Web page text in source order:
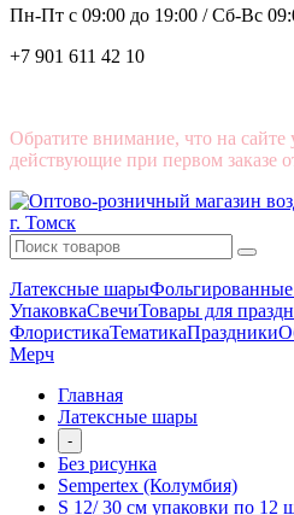
Пн-Пт с 09:00 до 19:00 /Сб-Вс
+7 901 611 42 10
Обратите внимание, что на
действующие при первом заказе
Латексные шары
УпаковкаСвечиТовары для
ФлористикаТематикаПраздники
Мерч
Главная
Латексные шары
-
Без рисунка
Sempertex (Колумбия)
S 12/ 30 см упаковки по 12